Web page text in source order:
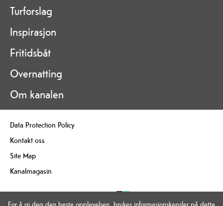
For å gi deg den beste opplevelsen, brukes informasjonskapsler på dette
Turforslag
Inspirasjon
Fritidsbåt
Overnatting
Om kanalen
Data Protection Policy
Kontakt oss
Site Map
Kanalmagasin